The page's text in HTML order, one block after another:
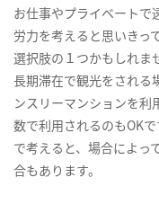
お仕事やプライベートで
労力を考えると思いきっ
選択肢の１つかもしれま
長期滞在で観光をされる
ンスリーマンションを利
数で利用されるのもOK
で考えると、場合によっ
合もあります。